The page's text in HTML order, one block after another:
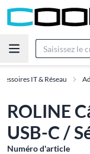
IT & Réseau
ROLINE
USB-C /
Numéro d'article